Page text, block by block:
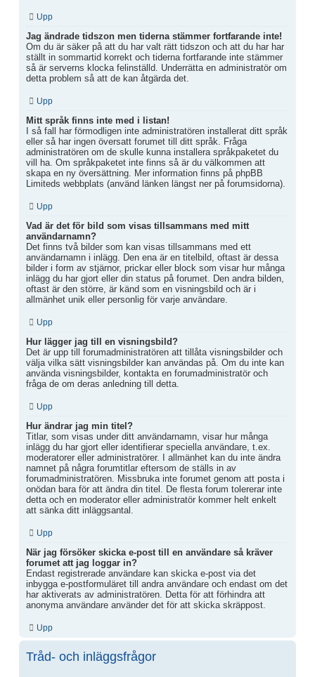
Upp
Jag ändrade tidszon men tiderna stämmer fortfarande inte!
Om du är säker på att du har valt rätt tidszon och att du har har
ställt in sommartid korrekt och tiderna fortfarande inte stämmer
så är serverns klocka felinställd. Underrätta en administratör om
detta problem så att de kan åtgärda det.
Upp
Mitt språk finns inte med i listan!
I så fall har förmodligen inte administratören installerat ditt språk
eller så har ingen översatt forumet till ditt språk. Fråga
administratören om de skulle kunna installera språkpaketet du
vill ha. Om språkpaketet inte finns så är du välkommen att
skapa en ny översättning. Mer information finns på phpBB
Limiteds webbplats (använd länken längst ner på forumsidorna).
Upp
Vad är det för bild som visas tillsammans med mitt
användarnamn?
Det finns två bilder som kan visas tillsammans med ett
användarnamn i inlägg. Den ena är en titelbild, oftast är dessa
bilder i form av stjärnor, prickar eller block som visar hur många
inlägg du har gjort eller din status på forumet. Den andra bilden,
oftast är den större, är känd som en visningsbild och är i
allmänhet unik eller personlig för varje användare.
Upp
Hur lägger jag till en visningsbild?
Det är upp till forumadministratören att tillåta visningsbilder och
välja vilka sätt visningsbilder kan användas på. Om du inte kan
använda visningsbilder, kontakta en forumadministratör och
fråga de om deras anledning till detta.
Upp
Hur ändrar jag min titel?
Titlar, som visas under ditt användarnamn, visar hur många
inlägg du har gjort eller identifierar speciella användare, t.ex.
moderatorer eller administratörer. I allmänhet kan du inte ändra
namnet på några forumtitlar eftersom de ställs in av
forumadministratören. Missbruka inte forumet genom att posta i
onödan bara för att ändra din titel. De flesta forum tolererar inte
detta och en moderator eller administratör kommer helt enkelt
att sänka ditt inläggsantal.
Upp
När jag försöker skicka e-post till en användare så kräver
forumet att jag loggar in?
Endast registrerade användare kan skicka e-post via det
inbygga e-postformuläret till andra användare och endast om det
har aktiverats av administratören. Detta för att förhindra att
anonyma användare använder det för att skicka skräppost.
Upp
Tråd- och inläggsfrågor